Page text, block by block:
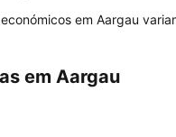
em Aargau
em Aargau